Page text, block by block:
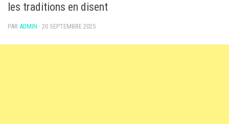
les traditions en disent
PAR ADMIN · 20 SEPTEMBRE 2025